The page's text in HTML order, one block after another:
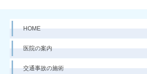
HOME
医院の案内
交通事故の施術